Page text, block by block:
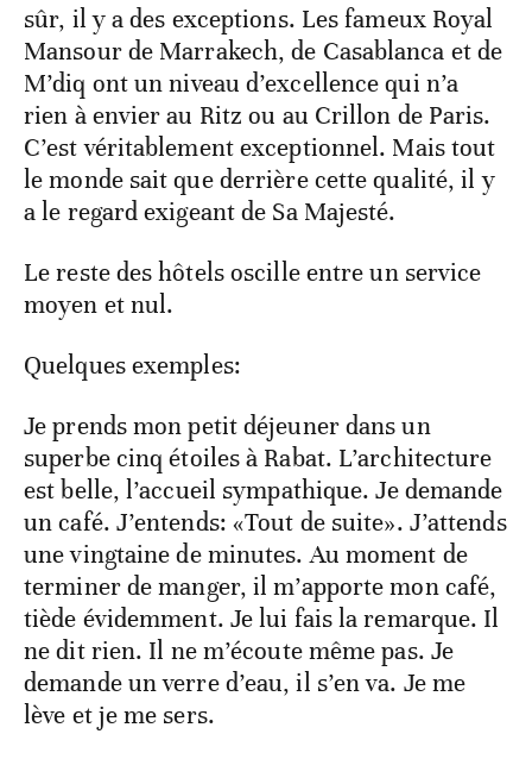
sûr, il y a des exceptions. Les fameux Royal
Mansour de Marrakech, de Casablanca et de
M’diq ont un niveau d’excellence qui n’a
rien à envier au Ritz ou au Crillon de Paris.
C’est véritablement exceptionnel. Mais tout
le monde sait que derrière cette qualité, il y
a le regard exigeant de Sa Majesté.
Le reste des hôtels oscille entre un service
moyen et nul.
Quelques exemples:
Je prends mon petit déjeuner dans un
superbe cinq étoiles à Rabat. L’architecture
est belle, l’accueil sympathique. Je demande
un café. J’entends: «Tout de suite». J’attends
une vingtaine de minutes. Au moment de
terminer de manger, il m’apporte mon café,
tiède évidemment. Je lui fais la remarque. Il
ne dit rien. Il ne m’écoute même pas. Je
demande un verre d’eau, il s’en va. Je me
lève et je me sers.